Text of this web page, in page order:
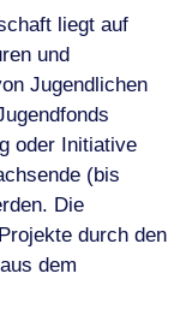
liegt auf
und
Jugendlichen
oder Initiative
(bis
Die
durch den
dem